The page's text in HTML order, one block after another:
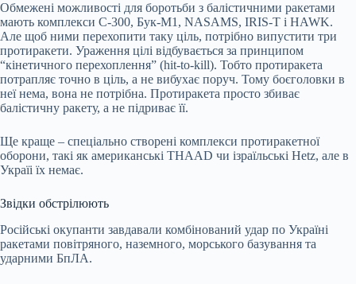
Обмежені можливості для боротьби з балістичними ракетами
мають комплекси С-300, Бук-М1, NASAMS, IRIS-T і HAWK.
Але щоб ними перехопити таку ціль, потрібно випустити три
протиракети. Ураження цілі відбувається за принципом
“кінетичного перехоплення” (hit-to-kill). Тобто протиракета
потрапляє точно в ціль, а не вибухає поруч. Тому боєголовки в
неї нема, вона не потрібна. Протиракета просто збиває
балістичну ракету, а не підриває її.
Ще краще – спеціально створені комплекси протиракетної
оборони, такі як американські THAAD чи ізраїльські Hetz, але в
Україі їх немає.
Звідки обстрілюють
Російські окупанти завдавали комбінований удар по Україні
ракетами повітряного, наземного, морського базування та
ударними БпЛА.